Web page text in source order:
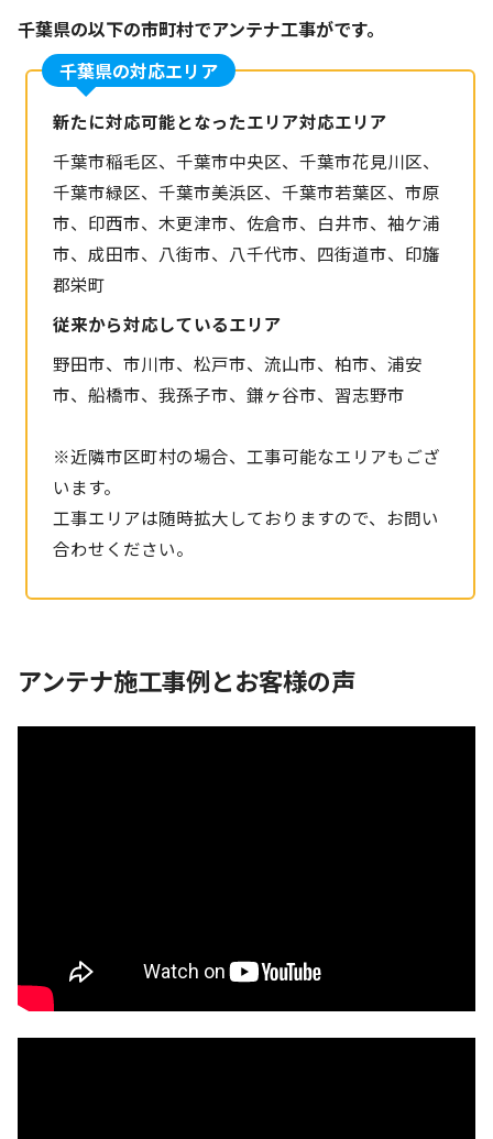
千葉県の以下の市町村でアンテナ工事がです。
千葉県の対応エリア
新たに対応可能となったエリア対応エリア
千葉市稲毛区、千葉市中央区、千葉市花見川区、
千葉市緑区、千葉市美浜区、千葉市若葉区、市原
市、印西市、木更津市、佐倉市、白井市、袖ケ浦
市、成田市、八街市、八千代市、四街道市、印旛
郡栄町
従来から対応しているエリア
野田市、市川市、松戸市、流山市、柏市、浦安
市、船橋市、我孫子市、鎌ヶ谷市、習志野市
※近隣市区町村の場合、工事可能なエリアもござ
います。
工事エリアは随時拡大しておりますので、お問い
合わせください。
アンテナ施工事例とお客様の声